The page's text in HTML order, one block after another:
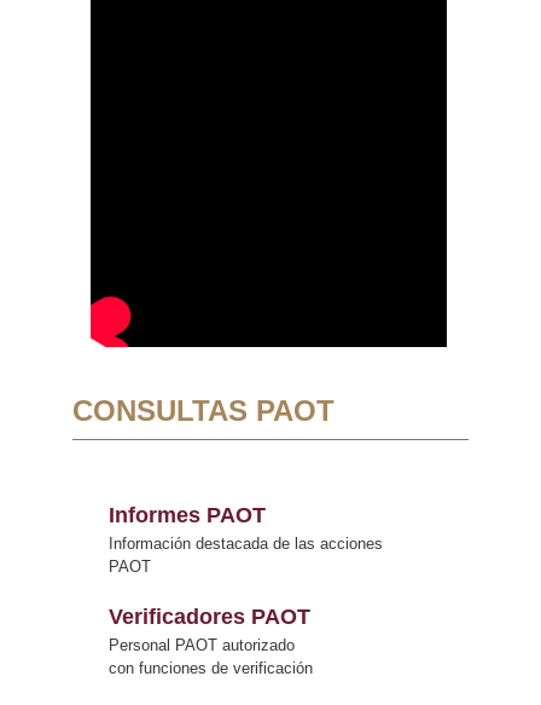
CONSULTAS PAOT
Informes PAOT
Información destacada de las acciones
PAOT
Verificadores PAOT
Personal PAOT autorizado
con funciones de verificación